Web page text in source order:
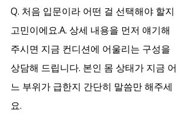
Q. 처음 입문이라 어떤 걸 선택해야 할지
고민이에요.A. 상세 내용을 먼저 얘기해
주시면 지금 컨디션에 어울리는 구성을
상담해 드립니다. 본인 몸 상태가 지금 어
느 부위가 급한지 간단히 말씀만 해주세
요.